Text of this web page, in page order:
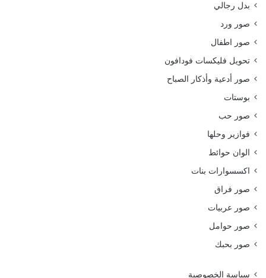
بدل رجالي
صور ورد
صور اطفال
تحويل فليكسات فودافون
صور أدعية وأذكار الصباح
بوستات
صور حب
فوازير وحلها
الوان حوائط
اكسسوارات بنات
صور فراق
صور عربيات
صور حوامل
صور بحبك
سياسة الخصوصية